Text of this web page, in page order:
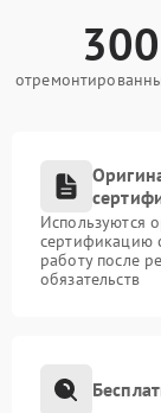
Используются
сертификацию
работу после
обязательств